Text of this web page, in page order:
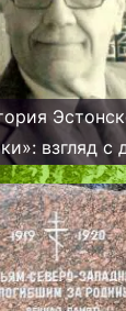
другого
Финского